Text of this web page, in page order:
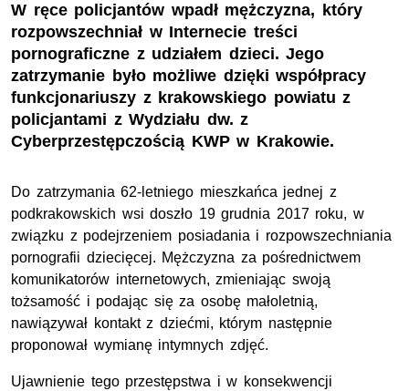
W ręce policjantów wpadł mężczyzna, który
rozpowszechniał w Internecie treści
pornograficzne z udziałem dzieci. Jego
zatrzymanie było możliwe dzięki współpracy
funkcjonariuszy z krakowskiego powiatu z
policjantami z Wydziału dw. z
Cyberprzestępczością KWP w Krakowie.
Do zatrzymania 62-letniego mieszkańca jednej z
podkrakowskich wsi doszło 19 grudnia 2017 roku, w
związku z podejrzeniem posiadania i rozpowszechniania
pornografii dziecięcej. Mężczyzna za pośrednictwem
komunikatorów internetowych, zmieniając swoją
tożsamość i podając się za osobę małoletnią,
nawiązywał kontakt z dziećmi, którym następnie
proponował wymianę intymnych zdjęć.
Ujawnienie tego przestępstwa i w konsekwencji